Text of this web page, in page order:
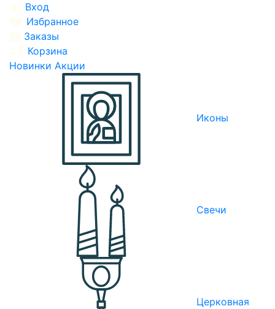
Вход
Избранное
Заказы
Корзина
Новинки Акции
Иконы
Свечи
Церковная